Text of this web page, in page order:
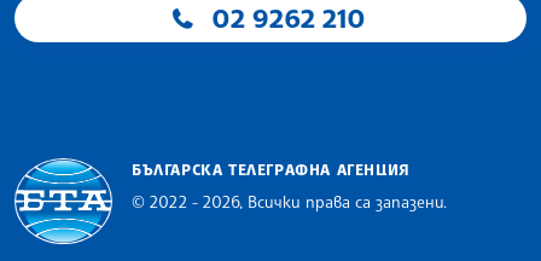
02 9262 210
БЪЛГАРСКА ТЕЛЕГРАФНА АГЕНЦИЯ
© 2022 - 2026, Всички права са запазени.